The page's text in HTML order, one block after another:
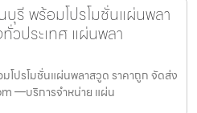
รี พร้อมโปรโมชั่นแผ่นพลา
วประเทศ แผ่นพลา
โปรโมชั่นแผ่นพลาสวูด ราคาถูก จัดส่ง
—บริการจำหน่าย แผ่น